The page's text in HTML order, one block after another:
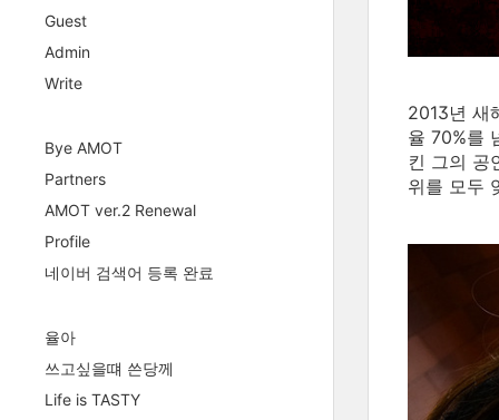
Guest
Admin
Write
Bye AMOT
Partners
AMOT ver.2 Renewal
Profile
네이버 검색어 등록 완료
율아
쓰고싶을떄 쓴당께
Life is TASTY
2013년 새
율 70%를
킨 그의 공
위를 모두